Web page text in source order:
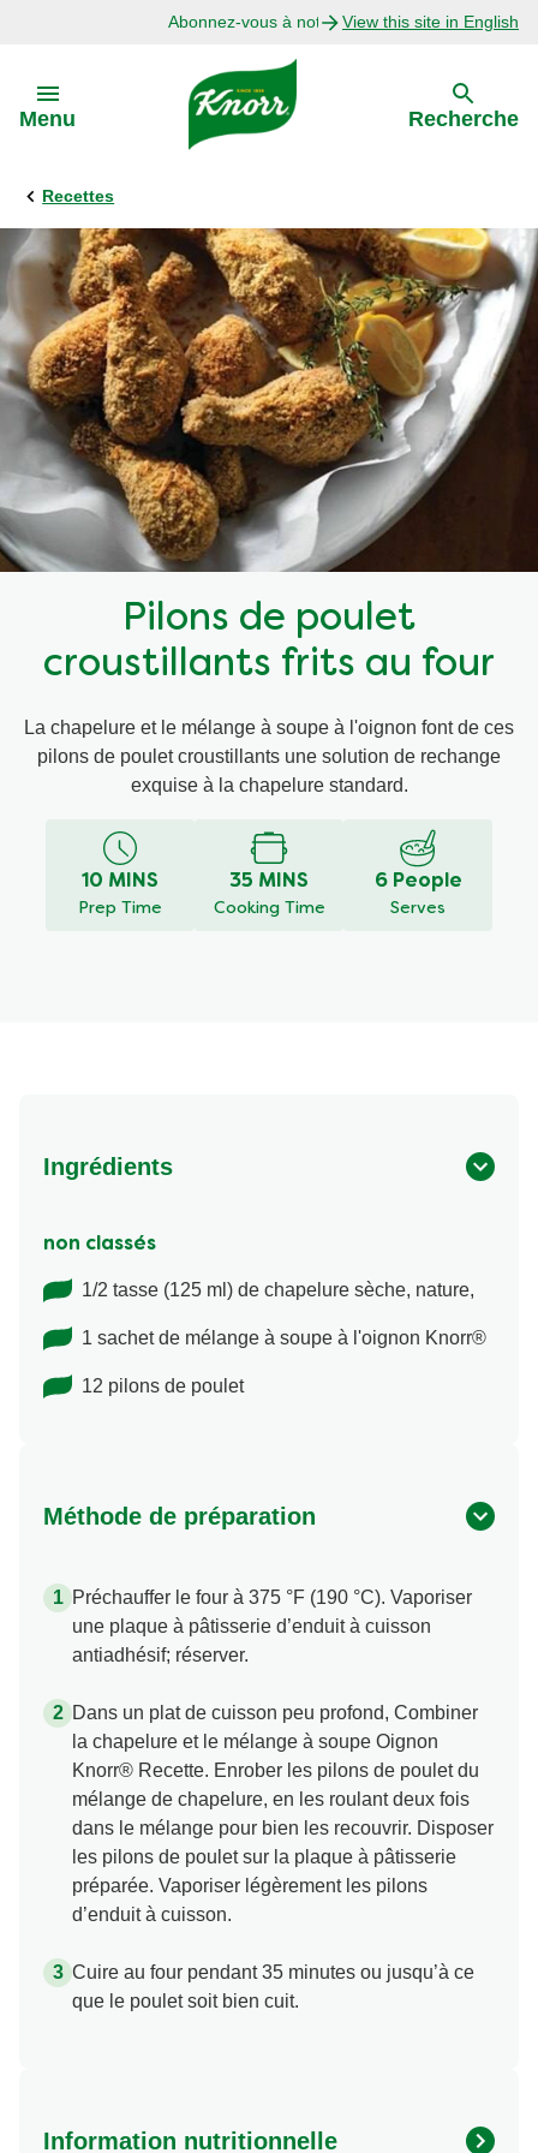
Abonnez-vous à notre infolettreView this site in English
Menu
Précédent
Explorer
Recettes avec Bouillon
Recettes par Ingrédient
Recettes par Occasion
Recettes par Type de Plat
Recherche
Recettes
Pilons de poulet
croustillants frits au four
La chapelure et le mélange à soupe à l'oignon font de ces
pilons de poulet croustillants une solution de rechange
exquise à la chapelure standard.
10 MINS
Prep Time
35 MINS
Cooking Time
6 People
Serves
Ingrédients
non classés
1/2 tasse (125 ml) de chapelure sèche, nature,
1 sachet de mélange à soupe à l'oignon Knorr®
12 pilons de poulet
Méthode de préparation
Préchauffer le four à 375 °F (190 °C). Vaporiser
une plaque à pâtisserie d’enduit à cuisson
antiadhésif; réserver.
Dans un plat de cuisson peu profond, Combiner
la chapelure et le mélange à soupe Oignon
Knorr® Recette. Enrober les pilons de poulet du
mélange de chapelure, en les roulant deux fois
dans le mélange pour bien les recouvrir. Disposer
les pilons de poulet sur la plaque à pâtisserie
préparée. Vaporiser légèrement les pilons
d’enduit à cuisson.
Cuire au four pendant 35 minutes ou jusqu’à ce
que le poulet soit bien cuit.
Information nutritionnelle